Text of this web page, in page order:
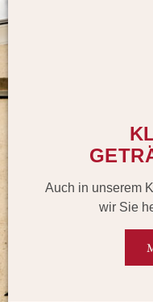
Auch in unserem
wir Sie